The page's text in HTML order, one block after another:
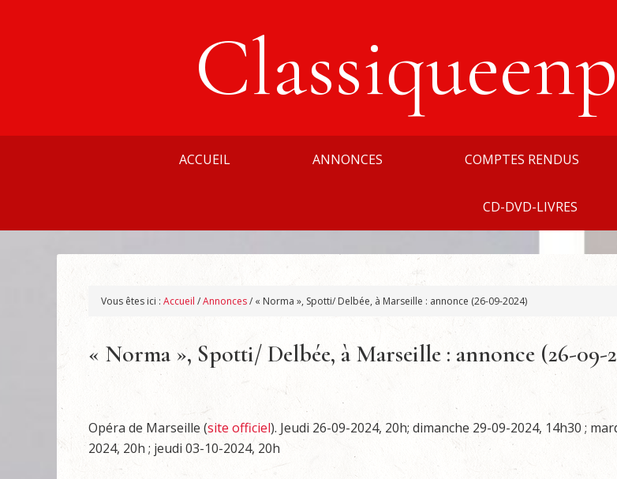
ACCUEIL ANNONCES COMPTES RENDUS
CD-DVD-LIVRES
Vous êtes ici : Accueil /Annonces/ « Norma », Spotti/ Delbée, à Marseille : annonce (26-09-2024)
« Norma », Spotti/ Delbée, à Marseille : annonce (26-09-
Opéra de Marseille (site officiel). Jeudi 26-09-2024, 20h; dimanche 29-09-2024, 14h30 ;
2024, 20h ; jeudi 03-10-2024, 20h